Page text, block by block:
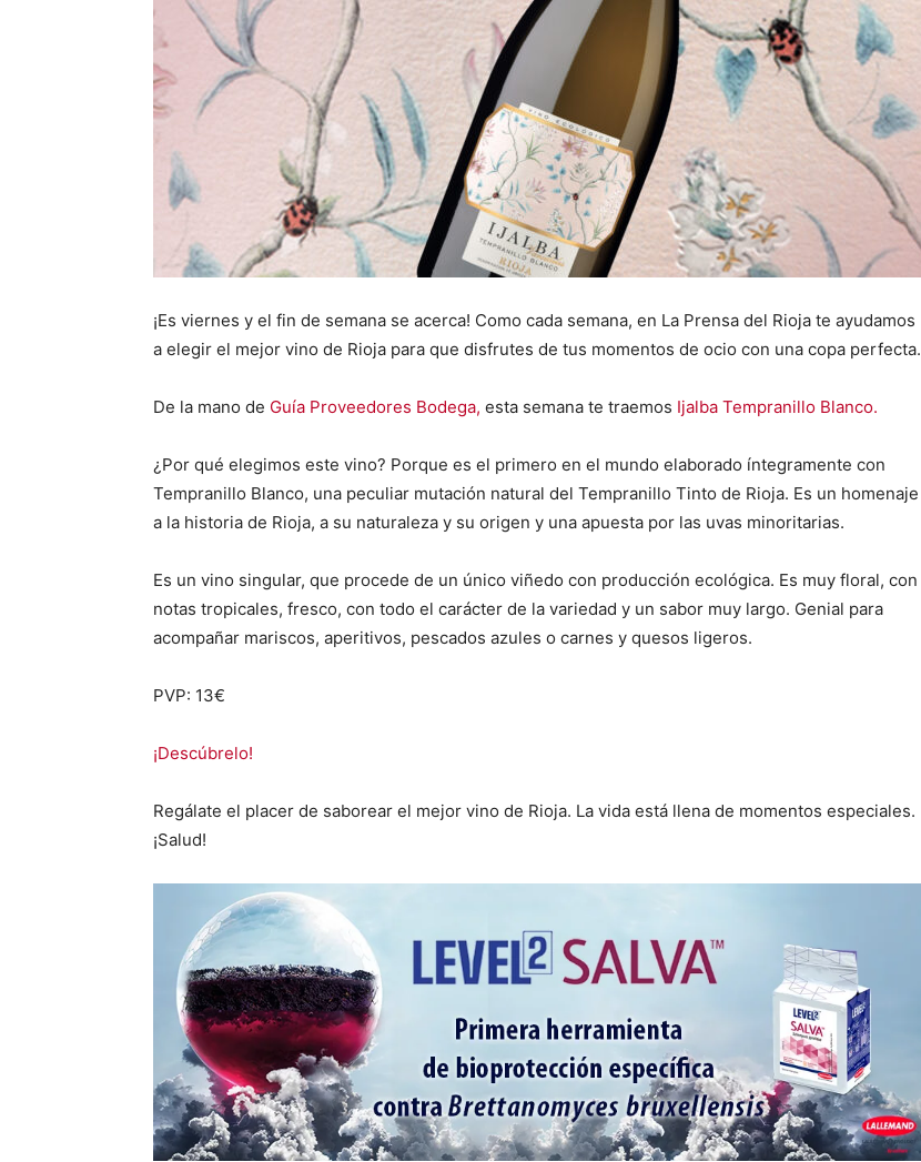
¡Es viernes y el fin de semana se acerca! Como cada semana, en La Prensa del Rioja te ayudamos
a elegir el mejor vino de Rioja para que disfrutes de tus momentos de ocio con una copa perfecta.
De la mano de Guía Proveedores Bodega, esta semana te traemos Ijalba Tempranillo Blanco.
¿Por qué elegimos este vino? Porque es el primero en el mundo elaborado íntegramente con
Tempranillo Blanco, una peculiar mutación natural del Tempranillo Tinto de Rioja. Es un homenaje
a la historia de Rioja, a su naturaleza y su origen y una apuesta por las uvas minoritarias.
Es un vino singular, que procede de un único viñedo con producción ecológica. Es muy floral, con
notas tropicales, fresco, con todo el carácter de la variedad y un sabor muy largo. Genial para
acompañar mariscos, aperitivos, pescados azules o carnes y quesos ligeros.
PVP: 13€
¡Descúbrelo!
Regálate el placer de saborear el mejor vino de Rioja. La vida está llena de momentos especiales.
¡Salud!